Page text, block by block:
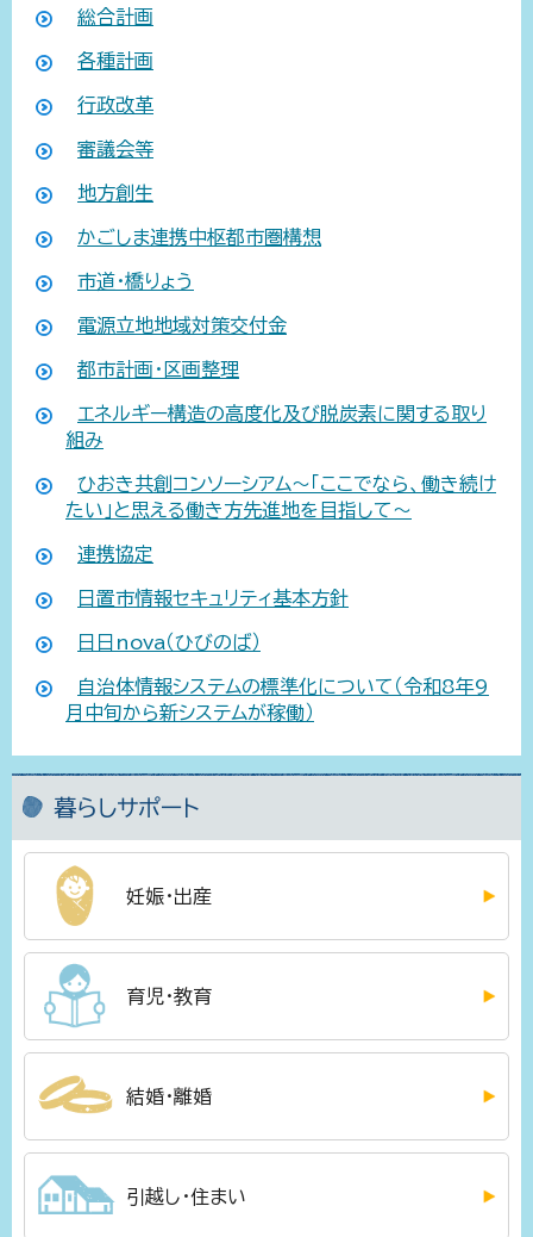
総合計画
各種計画
行政改革
審議会等
地方創生
かごしま連携中枢都市圏構想
市道・橋りょう
電源立地地域対策交付金
都市計画・区画整理
エネルギー構造の高度化及び脱炭素に関する取り
組み
ひおき共創コンソーシアム～「ここでなら、働き続け
たい」と思える働き方先進地を目指して～
連携協定
日置市情報セキュリティ基本方針
日日nova（ひびのば）
自治体情報システムの標準化について（令和8年9
月中旬から新システムが稼働）
暮らしサポート
妊娠・出産
育児・教育
結婚・離婚
引越し・住まい